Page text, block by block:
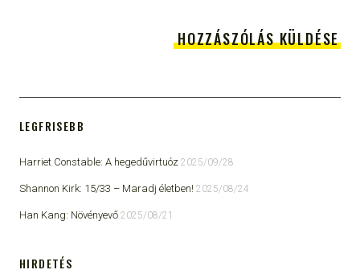
LEGFRISEBB
Harriet Constable: A hegedűvirtuóz 2025/09/28
Shannon Kirk: 15/33 ​– Maradj életben! 2025/08/24
Han Kang: Növényevő 2025/08/21
HIRDETÉS